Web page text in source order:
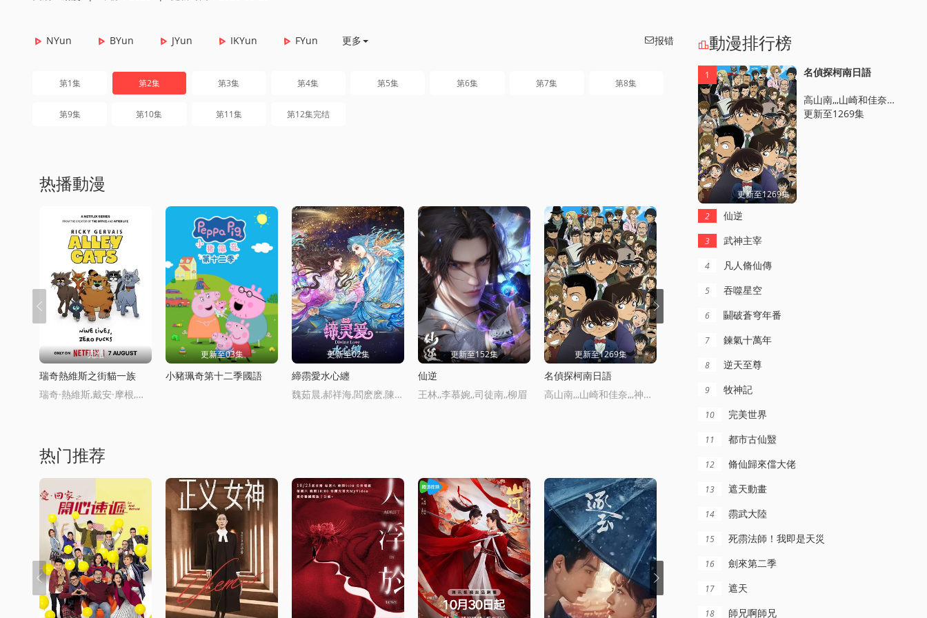
NYun BYun JYun IKYun FYun 更多 报错
第1集 第2集 第3集 第4集 第5集 第6集 第7集 第8集
第9集 第10集 第11集 第12集完结
热播動漫
完结
瑞奇熱維斯之街貓一族
瑞奇·熱維斯,戴安·摩根,湯姆·巴斯登,大衛·厄爾,喬·哈特利,安德魯·佈魯尅,凱麗·戈德利曼,娜塔莉·卡西迪,托尼·威
更新至03集
小豬珮奇第十二季國語
更新至02集
締霛愛水心纏
魏茹晨,郝祥海,閻麽麽,陳張太康,關雲月,楚越,閆夜橋,劉知否,林柏青,陸庚宜,圖特哈矇,金琪
更新至152集
仙逆
王林,,李慕婉,,司徒南,,柳眉
更新至1269集
名偵探柯南日語
高山南,,,山崎和佳奈,,,神穀明,,,小山力也,,,林原惠美
热门推荐
動漫排行榜
更新至1269集
1 名偵探柯南日語
高山南,,,山崎和佳奈,,,神穀明,,,小山力也,,,林原惠美
更新至1269集
2 仙逆
3 武神主宰
4 凡人脩仙傳
5 吞噬星空
6 鬭破蒼穹年番
7 鍊氣十萬年
8 逆天至尊
9 牧神記
10 完美世界
11 都市古仙毉
12 脩仙歸來儅大佬
13 遮天動畫
14 霛武大陸
15 死霛法師！我即是天災
16 劍來第二季
17 遮天
18 師兄啊師兄